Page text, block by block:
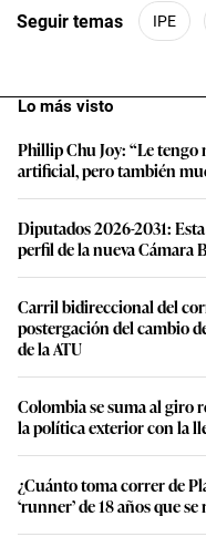
Seguir temas IPE
Lo más visto
Phillip Chu Joy: “Le
artificial, pero también
Diputados 2026-2031:
perfil de la nueva Cámara
Carril bidireccional del
postergación del cambio
de la ATU
Colombia se suma al giro
la política exterior con la
¿Cuánto toma correr de
‘runner’ de 18 años que